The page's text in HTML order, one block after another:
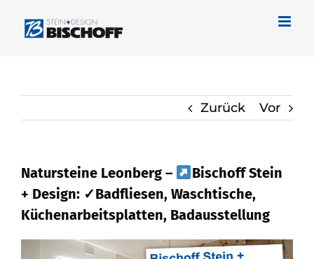
Inhalt
Zurück Vor
Natursteine Leonberg –
Bischoff Stein
+ Design: ✓Badfliesen, Waschtische,
Küchenarbeitsplatten, Badausstellung
Statten Sie einen Besuch ab bei